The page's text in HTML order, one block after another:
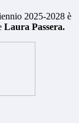
2025-2028 è
Laura Passera.